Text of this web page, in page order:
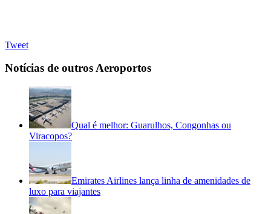
Tweet
Notícias de outros Aeroportos
Qual é melhor: Guarulhos, Congonhas ou
Viracopos?
Emirates Airlines lança linha de amenidades de
luxo para viajantes